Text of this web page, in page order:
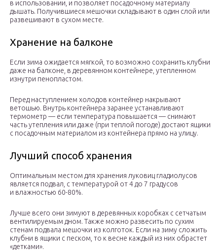
в использовании, и позволяет посадочному материалу
дышать. Получившиеся мешочки складывают в один слой или
развешивают в сухом месте.
Хранение на балконе
Если зима ожидается мягкой, то возможно сохранить клубни
даже на балконе, в деревянном контейнере, утепленном
изнутри пенопластом.
Перед наступлением холодов контейнер накрывают
ветошью. Внутрь контейнера заранее устанавливают
термометр — если температура повышается — снимают
часть утепления или даже (при теплой погоде) достают ящики
с посадочным материалом из контейнера прямо на улицу.
Лучший способ хранения
Оптимальным местом для хранения луковиц гладиолусов
является подвал, с температурой от 4 до 7 градусов
и влажностью 60-80%.
Лучше всего они зимуют в деревянных коробках с сетчатым
вентилируемым дном. Также можно развесить по сухим
стенам подвала мешочки из колготок. Если на зиму сложить
клубни в ящики с песком, то к весне каждый из них обрастет
«детками».